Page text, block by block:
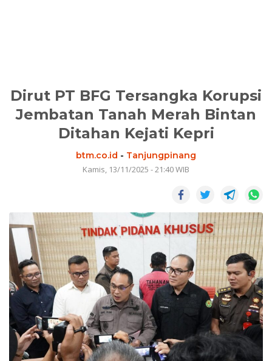
Dirut PT BFG Tersangka Korupsi
Jembatan Tanah Merah Bintan
Ditahan Kejati Kepri
btm.co.id - Tanjungpinang
Kamis, 13/11/2025 - 21:40 WIB